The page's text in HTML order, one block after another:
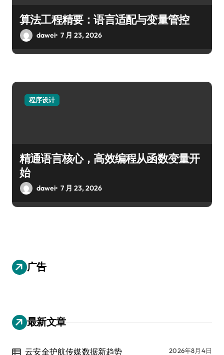
算法工程精要：语言适配与变量管控
dawei 7 月 23, 2026
程序设计
精通语言核心，高效编程从函数变量开
始
dawei 7 月 23, 2026
广告
最新文章
云安全护航传媒数据新趋势 2026年8月4日